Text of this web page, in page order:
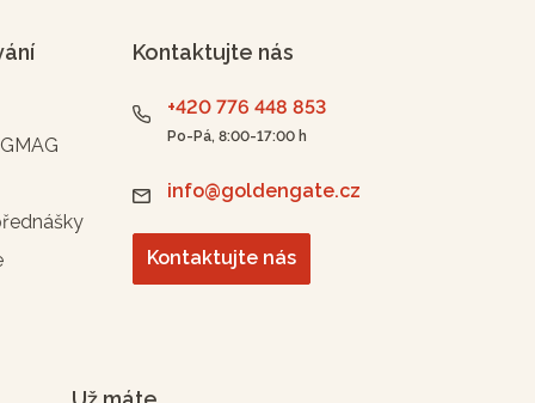
Kontaktujte nás
+420 776 448 853
Po-Pá, 8:00-17:00 h
info@goldengate.cz
Kontaktujte nás